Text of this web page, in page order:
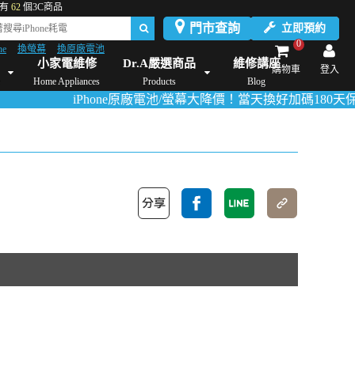
門市查詢 立即預約
62 個3C商品
換螢幕
換原廠電池
登入
0
購物車
小家電維修
Home Appliances
Dr.A嚴選商品
Products
維修講座
Blog
Dyson維修/價格 Mac Mini維修/價格 iMac維修/價格 Xbox維修/價格 伊萊
iPhone原廠電池/螢幕大降價！當天換好加碼180天保固！活動詳